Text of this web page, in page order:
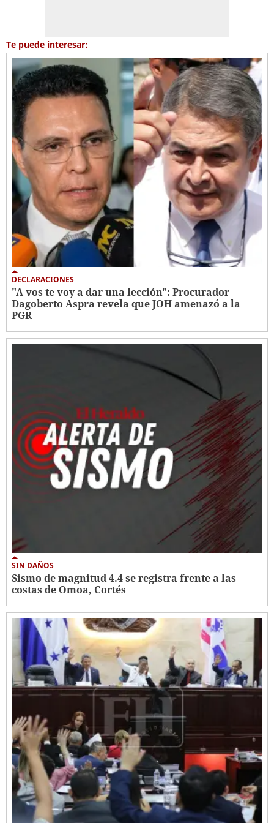
Te puede interesar:
DECLARACIONES
"A vos te voy a dar una lección": Procurador
Dagoberto Aspra revela que JOH amenazó a la
PGR
SIN DAÑOS
Sismo de magnitud 4.4 se registra frente a las
costas de Omoa, Cortés